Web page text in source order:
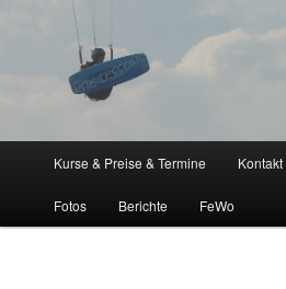
KITESURFEN
Kiteschule
Eckernförde
Anfänger in Kiteschule Kitesurfschule um
Hamburg, Fehmarn, SPO
Zum
Inhalt
Kurse & Preise & Termine Kontakt
Fotos Berichte FeWo